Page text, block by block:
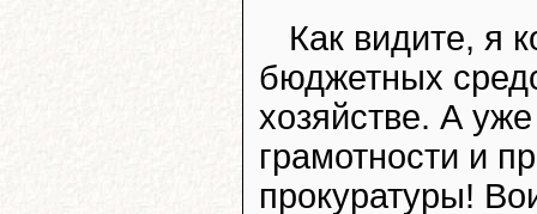
Как видите, я
бюджетных
хозяйстве. А
грамотности и
прокуратуры!